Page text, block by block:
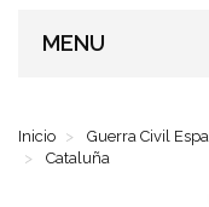
MENU
Inicio Guerra Civil
Cataluña